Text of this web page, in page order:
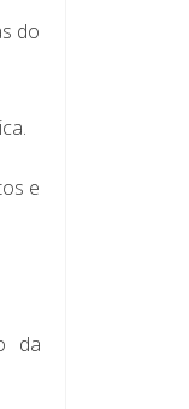
do
e
da